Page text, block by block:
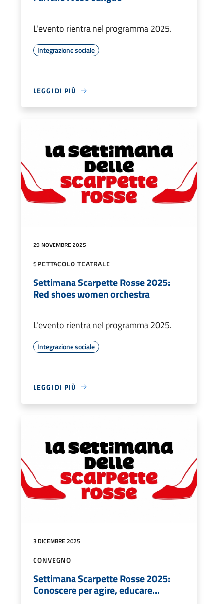
L'evento rientra nel programma 2025.
Integrazione sociale
LEGGI DI PIÙ
29 NOVEMBRE 2025
SPETTACOLO TEATRALE
Settimana Scarpette Rosse 2025:
Red shoes women orchestra
L'evento rientra nel programma 2025.
Integrazione sociale
LEGGI DI PIÙ
3 DICEMBRE 2025
CONVEGNO
Settimana Scarpette Rosse 2025:
Conoscere per agire, educare...